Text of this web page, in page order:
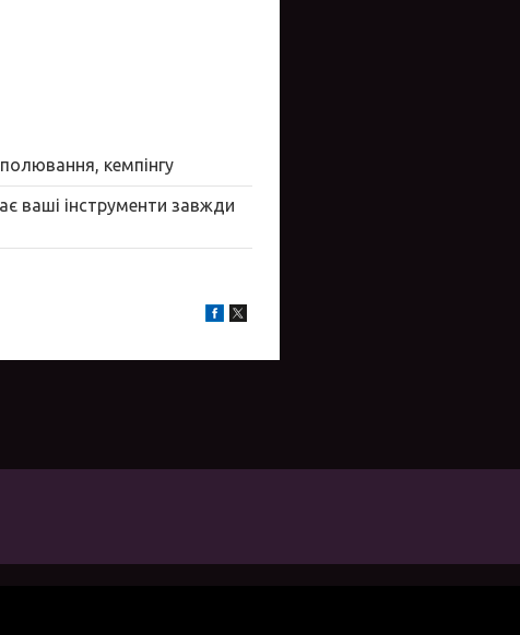
кемпінгу
ваші інструменти завжди